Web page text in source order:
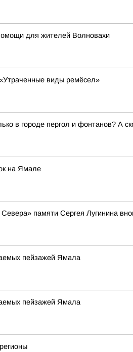
для жителей Волновахи
виды ремёсел»
в городе пергол и фонтанов?
на Ямале
Севера» памяти Сергея Лугинина
пейзажей Ямала
пейзажей Ямала